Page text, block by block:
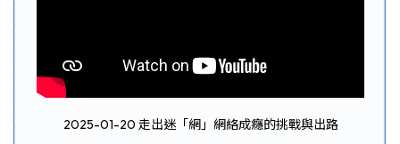
2025-01-20 走出迷「網」網絡成癮的挑戰與出路